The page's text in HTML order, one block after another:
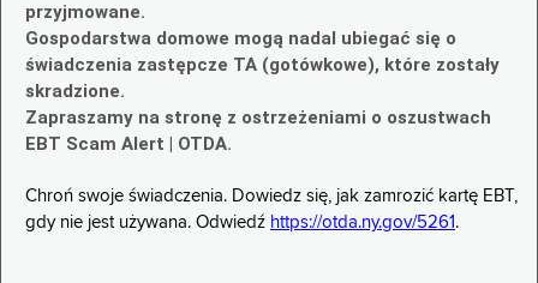
przyjmowane.
Gospodarstwa domowe mogą nadal ubiegać się o
świadczenia zastępcze TA (gotówkowe), które zostały
skradzione.
Zapraszamy na stronę z ostrzeżeniami o oszustwach
EBT Scam Alert | OTDA.
Chroń swoje świadczenia. Dowiedz się, jak zamrozić kartę EBT,
gdy nie jest używana. Odwiedź https://otda.ny.gov/5261 .